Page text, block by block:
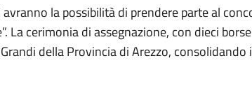
la possibilità di prendere parte al
La cerimonia di assegnazione, con dieci
della Provincia di Arezzo, consolidando